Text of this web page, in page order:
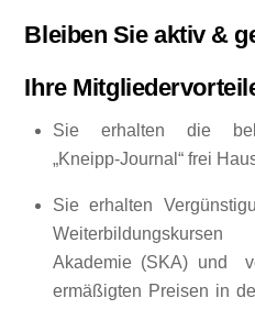
Bleiben Sie aktiv &
Ihre
Sie erhalten die
„Kneipp-Journal“ frei
Sie erhalten
Akademie (SKA) und
ermäßigten Preisen in